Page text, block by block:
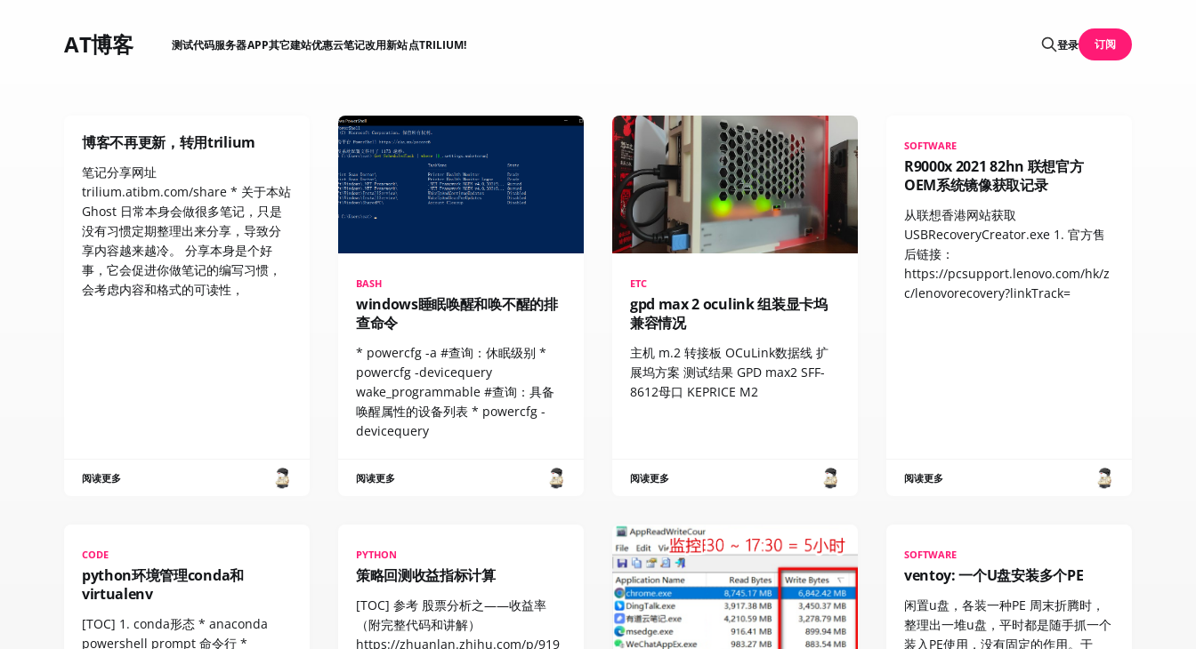
AT博客 测试代码服务器APP其它建站优惠云笔记改用新站点TRILIUM! 登录 订阅
博客不再更新，转用trilium
笔记分享网址
trilium.atibm.com/share * 关于本站
Ghost 日常本身会做很多笔记，只是
没有习惯定期整理出来分享，导致分
享内容越来越冷。 分享本身是个好
事，它会促进你做笔记的编写习惯，
会考虑内容和格式的可读性，
阅读更多
BASH
windows睡眠唤醒和唤不醒的排
查命令
* powercfg -a #查询：休眠级别 *
powercfg -devicequery
wake_programmable #查询：具备
唤醒属性的设备列表 * powercfg -
devicequery
阅读更多
ETC
gpd max 2 oculink 组装显卡坞
兼容情况
主机 m.2 转接板 OCuLink数据线 扩
展坞方案 测试结果 GPD max2 SFF-
8612母口 KEPRICE M2
阅读更多
SOFTWARE
R9000x 2021 82hn 联想官方
OEM系统镜像获取记录
从联想香港网站获取
USBRecoveryCreator.exe 1. 官方售
后链接：
https://pcsupport.lenovo.com/hk/z
c/lenovorecovery?linkTrack=
阅读更多
CODE
python环境管理conda和
virtualenv
[TOC] 1. conda形态 * anaconda
powershell prompt 命令行 *
PYTHON
策略回测收益指标计算
[TOC] 参考 股票分析之——收益率
（附完整代码和讲解）
https://zhuanlan.zhihu.com/p/919
SOFTWARE
ventoy: 一个U盘安装多个PE
闲置u盘，各装一种PE 周末折腾时，
整理出一堆u盘，平时都是随手抓一个
装入PE使用，没有固定的作用。于